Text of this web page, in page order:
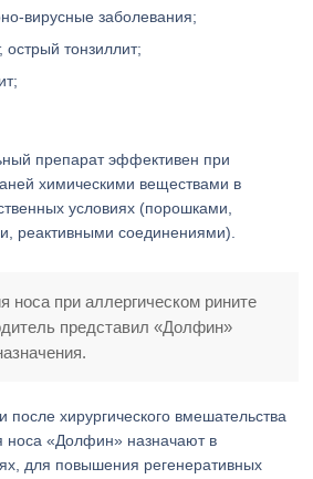
вирусные заболевания;
острый тонзиллит;
препарат эффективен при
химическими веществами в
условиях (порошками,
реактивными соединениями).
носа при аллергическом рините
представил «Долфин»
хирургического вмешательства
носа «Долфин» назначают в
для повышения регенеративных